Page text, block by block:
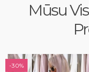
Mūsu
-30%